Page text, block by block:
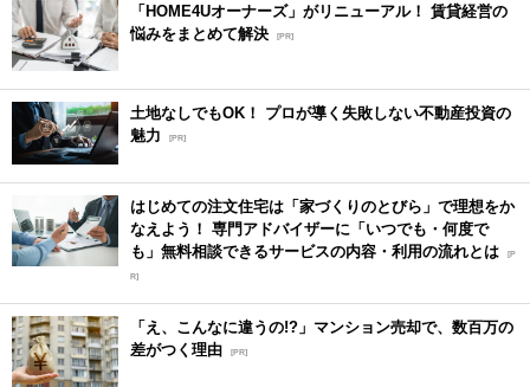
「HOME4Uオーナーズ」がリニューアル！ 賃貸経営の
悩みをまとめて解決 [PR]
土地なしでもOK！ プロが導く失敗しない不動産投資の
魅力
[PR]
はじめての注文住宅は「家づくりのとびら」で理想をか
なえよう！ 専門アドバイザーに「いつでも・何度で
も」無料相談できるサービスの内容・利用の流れとは [P
R]
「え、こんなに違うの!?」マンション売却で、数百万の
差がつく理由 [PR]